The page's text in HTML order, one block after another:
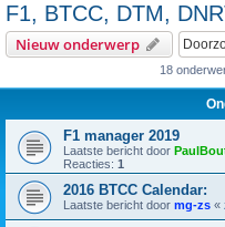
F1, BTCC, DTM,
Nieuw onderwerp
18
F1 manager 2019
Laatste bericht door
Reacties: 1
2016 BTCC Calendar:
Laatste bericht door mg-zs «